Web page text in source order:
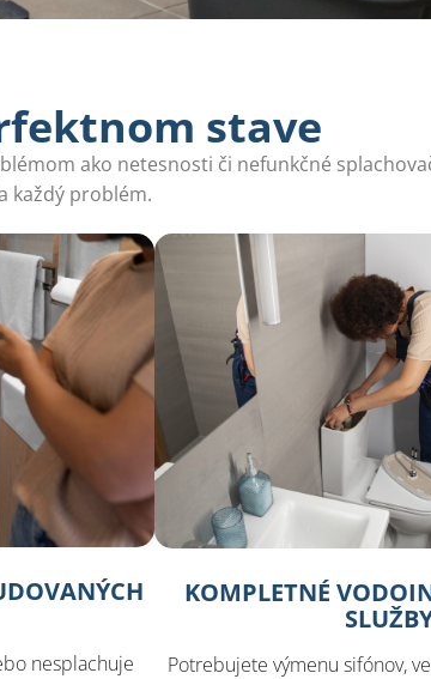
stave
ako netesnosti či nefunkčné
každý problém.
nesplachuje
KOMPLETNÉ
Potrebujete výmenu sifónov,